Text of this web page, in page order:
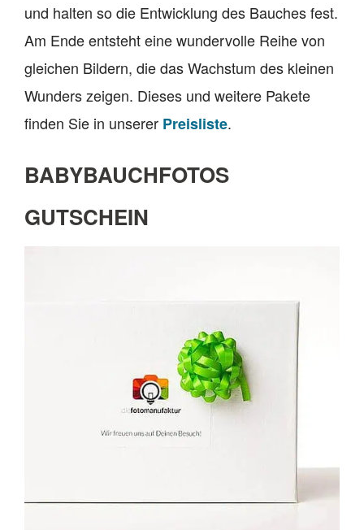
und halten so die Entwicklung des Bauches fest.
Am Ende entsteht eine wundervolle Reihe von
gleichen Bildern, die das Wachstum des kleinen
Wunders zeigen. Dieses und weitere Pakete
finden Sie in unserer Preisliste.
BABYBAUCHFOTOS
GUTSCHEIN